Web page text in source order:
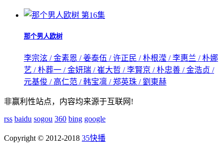
第16集
那个男人欧树
李宗泫 / 金素恩 / 姜泰伍 / 许正民 / 朴根滢 / 李惠兰 / 朴娜
艺 / 朴葬一 / 金妍瑞 / 崔大哲 / 李賢京 / 朴忠善 / 金浩贞 /
元基俊 / 高仁范 / 韩宝凛 / 郑英珠 / 劉東赫
非赢利性站点，内容均来源于互联网!
rss baidu sogou 360 bing google
Copyright © 2012-2018 35快播